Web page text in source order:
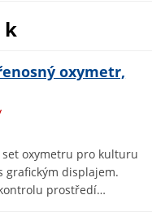
k
oxymetr,
set oxymetru pro kulturu
grafickým displajem.
prostředí…